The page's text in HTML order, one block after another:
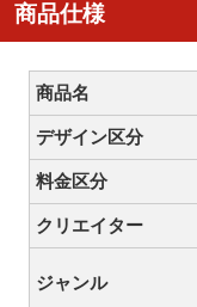
商品仕様
商品名
デザイン区分
料金区分
クリエイター
ジャンル